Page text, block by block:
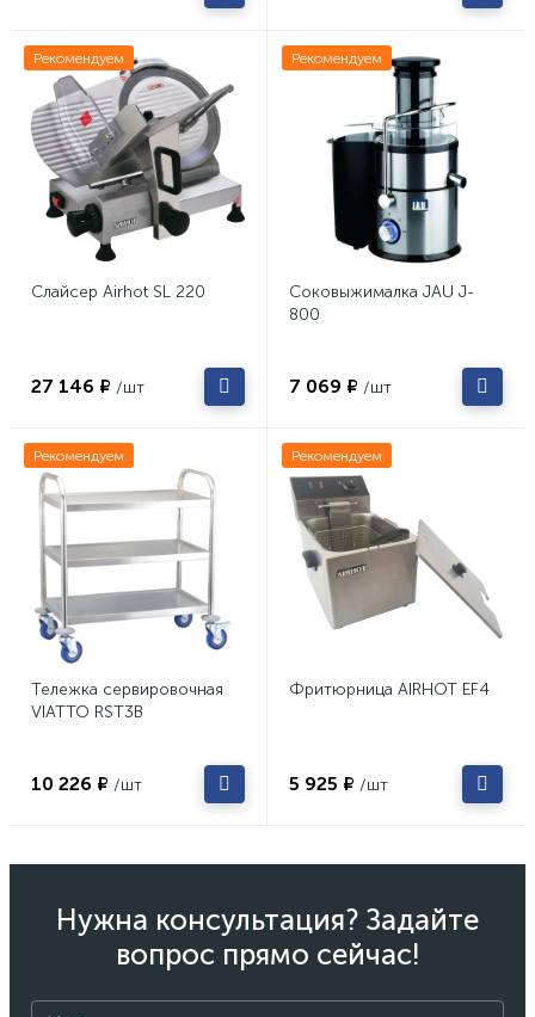
Рекомендуем
Слайсер Airhot SL 220
27 146 ₽ /шт
Рекомендуем
Соковыжималка JAU J-
800
7 069 ₽ /шт
Рекомендуем
Тележка сервировочная
VIATTO RST3B
10 226 ₽ /шт
Рекомендуем
Фритюрница AIRHOT EF4
5 925 ₽ /шт
Нужна консультация? Задайте
вопрос прямо сейчас!